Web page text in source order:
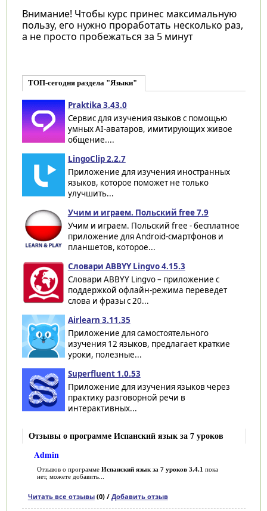
Внимание! Чтобы курс принес максимальную
пользу, его нужно проработать несколько раз,
а не просто пробежаться за 5 минут
ТОП-сегодня раздела "Языки"
Praktika 3.43.0
Сервис для изучения языков с помощью
умных AI-аватаров, имитирующих живое
общение....
LingoClip 2.2.7
Приложение для изучения иностранных
языков, которое поможет не только
улучшить...
Учим и играем. Польский free 7.9
Учим и играем. Польский free - бесплатное
приложение для Android-смартфонов и
планшетов, которое...
Словари ABBYY Lingvo 4.15.3
Словари ABBYY Lingvo – приложение с
поддержкой офлайн-режима переведет
слова и фразы с 20...
Airlearn 3.11.35
Приложение для самостоятельного
изучения 12 языков, предлагает краткие
уроки, полезные...
Superfluent 1.0.53
Приложение для изучения языков через
практику разговорной речи в
интерактивных...
Отзывы о программе Испанский язык за 7 уроков
Admin
Отзывов о программе Испанский язык за 7 уроков 3.4.1 пока
нет, можете добавить...
Читать все отзывы(0) / Добавить отзыв